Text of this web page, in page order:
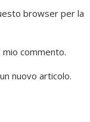
browser per la
commento.
nuovo articolo.